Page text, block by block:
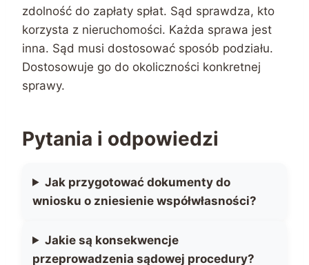
zdolność do zapłaty spłat. Sąd sprawdza, kto
korzysta z nieruchomości. Każda sprawa jest
inna. Sąd musi dostosować sposób podziału.
Dostosowuje go do okoliczności konkretnej
sprawy.
Pytania i odpowiedzi
Jak przygotować dokumenty do
wniosku o zniesienie współwłasności?
Jakie są konsekwencje
przeprowadzenia sądowej procedury?